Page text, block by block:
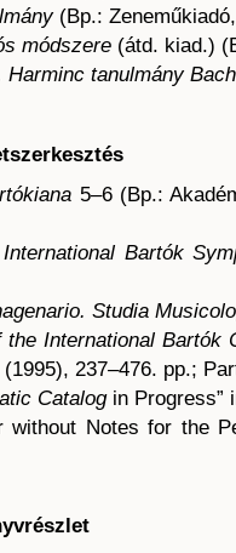
(Bp.:
módszere(átd. kiad.)
tanulmány
5–6 (Bp.:
Bartók
Studia
the International Bartók
237–476. pp.;
Catalog in Progress”
without Notes for the